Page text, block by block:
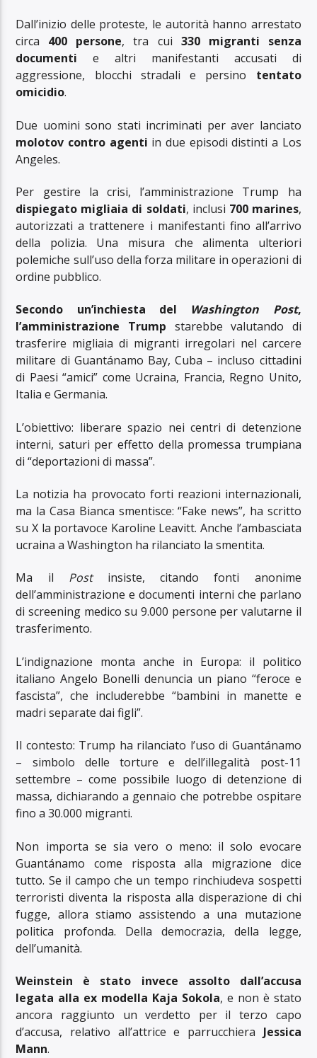
Dall’inizio delle proteste, le autorità hanno arrestato
circa 400 persone, tra cui 330 migranti senza
documenti e altri manifestanti accusati di
aggressione, blocchi stradali e persino tentato
omicidio.
Due uomini sono stati incriminati per aver lanciato
molotov contro agenti in due episodi distinti a Los
Angeles.
Per gestire la crisi, l’amministrazione Trump ha
dispiegato migliaia di soldati, inclusi 700 marines,
autorizzati a trattenere i manifestanti fino all’arrivo
della polizia. Una misura che alimenta ulteriori
polemiche sull’uso della forza militare in operazioni di
ordine pubblico.
Secondo un’inchiesta del Washington Post,
l’amministrazione Trump starebbe valutando di
trasferire migliaia di migranti irregolari nel carcere
militare di Guantánamo Bay, Cuba – incluso cittadini
di Paesi “amici” come Ucraina, Francia, Regno Unito,
Italia e Germania.
L’obiettivo: liberare spazio nei centri di detenzione
interni, saturi per effetto della promessa trumpiana
di “deportazioni di massa”.
La notizia ha provocato forti reazioni internazionali,
ma la Casa Bianca smentisce: “Fake news”, ha scritto
su X la portavoce Karoline Leavitt. Anche l’ambasciata
ucraina a Washington ha rilanciato la smentita.
Ma il Postinsiste, citando fonti anonime
dell’amministrazione e documenti interni che parlano
di screening medico su 9.000 persone per valutarne il
trasferimento.
L’indignazione monta anche in Europa: il politico
italiano Angelo Bonelli denuncia un piano “feroce e
fascista”, che includerebbe “bambini in manette e
madri separate dai figli”.
Il contesto: Trump ha rilanciato l’uso di Guantánamo
– simbolo delle torture e dell’illegalità post-11
settembre – come possibile luogo di detenzione di
massa, dichiarando a gennaio che potrebbe ospitare
fino a 30.000 migranti.
Non importa se sia vero o meno: il solo evocare
Guantánamo come risposta alla migrazione dice
tutto. Se il campo che un tempo rinchiudeva sospetti
terroristi diventa la risposta alla disperazione di chi
fugge, allora stiamo assistendo a una mutazione
politica profonda. Della democrazia, della legge,
dell’umanità.
Weinstein è stato invece assolto dall’accusa
legata alla ex modella Kaja Sokola, e non è stato
ancora raggiunto un verdetto per il terzo capo
d’accusa, relativo all’attrice e parrucchiera Jessica
Mann.